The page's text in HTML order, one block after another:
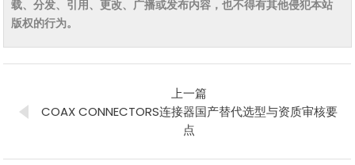
载、分发、引用、更改、广播或发布内容，也不得有其他侵犯本站
版权的行为。
上一篇
COAX CONNECTORS连接器国产替代选型与资质审核要
点